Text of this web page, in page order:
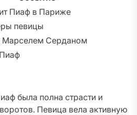
Пиаф в Париже
певицы
Марселем Серданом
была полна страсти и
Певица вела активную